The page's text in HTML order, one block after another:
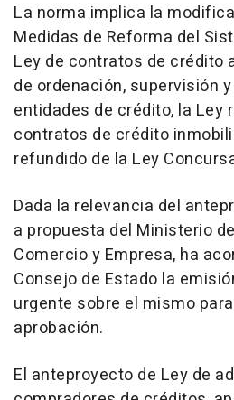
La norma implica la
Medidas de Reforma del
Ley de contratos de crédito
de ordenación, supervisión
entidades de crédito, la Ley
contratos de crédito
refundido de la Ley
Dada la relevancia del
a propuesta del Ministerio
Comercio y Empresa, ha
Consejo de Estado la
urgente sobre el mismo
aprobación.
El anteproyecto de Ley de